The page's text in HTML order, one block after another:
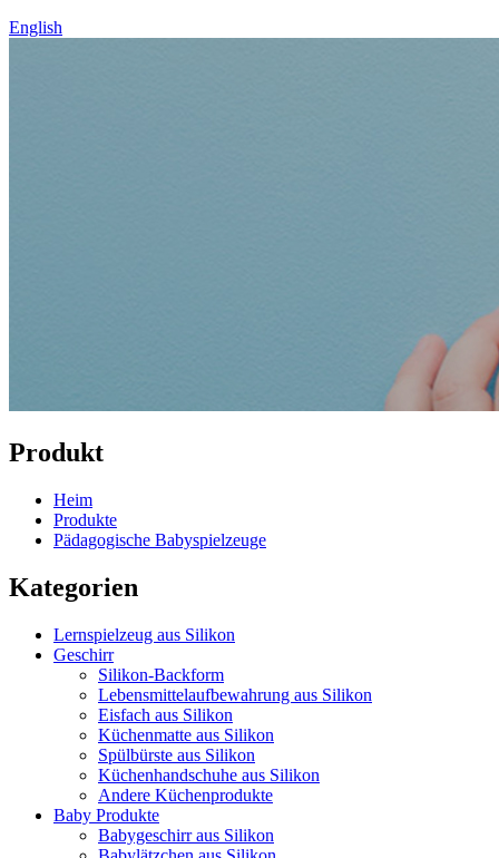
English
Produkt
Heim
Produkte
Pädagogische Babyspielzeuge
Kategorien
Lernspielzeug aus Silikon
Geschirr
Silikon-Backform
Lebensmittelaufbewahrung aus Silikon
Eisfach aus Silikon
Küchenmatte aus Silikon
Spülbürste aus Silikon
Küchenhandschuhe aus Silikon
Andere Küchenprodukte
Baby Produkte
Babygeschirr aus Silikon